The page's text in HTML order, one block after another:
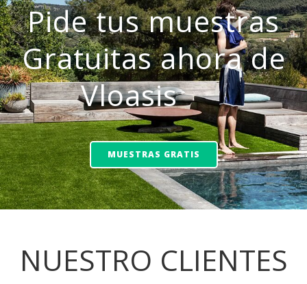
Pide tus muestras
Gratuitas ahora de
Vloasis
MUESTRAS GRATIS
NUESTRO CLIENTES